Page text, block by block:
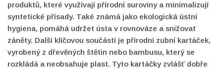
produktů, které využívají přírodní suroviny a minimalizují
syntetické přísady. Také známá jako ekologická ústní
hygiena, pomáhá udržet ústa v rovnováze a snižovat
záněty. Další klíčovou součástí je přírodní zubní kartáček,
vyrobený z dřevěných štětin nebo bambusu, který se
rozkládá a neobsahuje plast. Tyto kartáčky zvlášť dobře